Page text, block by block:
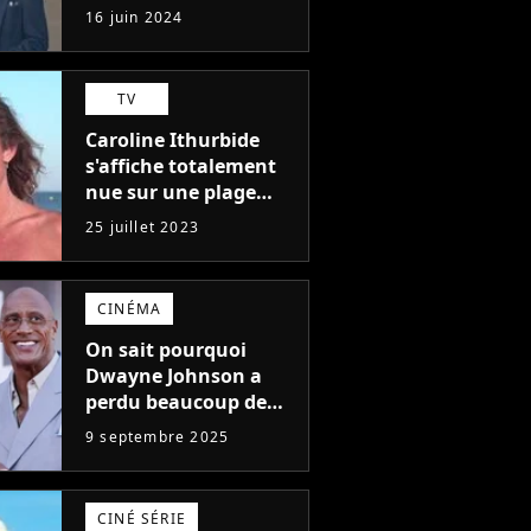
l'un des pires de
l'histoire du cinéma :
"L'un des films les
plus médiocres jamais
réalisés"
16 juin 2024
TV
Caroline Ithurbide
s'affiche totalement
nue sur une plage
naturiste : "je ne
pensais pas que
j'arriverais à le
faire..."
25 juillet 2023
CINÉMA
On sait pourquoi
Dwayne Johnson a
perdu beaucoup de
poids et c'est pour
une raison
importante
9 septembre 2025
CINÉ SÉRIE